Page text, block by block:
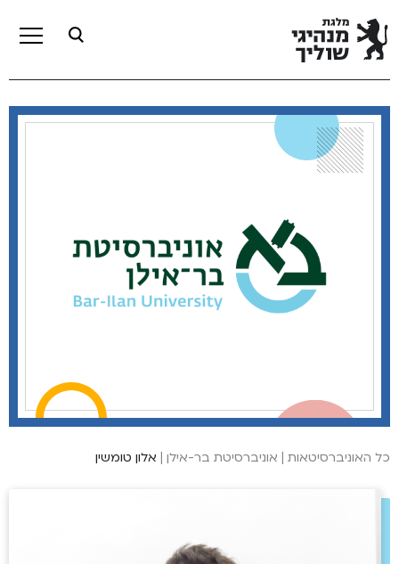
כל האוניברסיטאות | אוניברסיטת בר-אילן | אלון טומשין